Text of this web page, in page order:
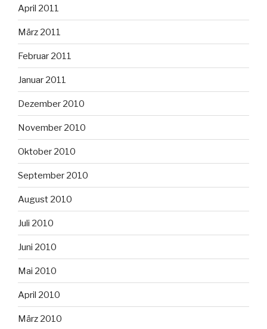
April 2011
März 2011
Februar 2011
Januar 2011
Dezember 2010
November 2010
Oktober 2010
September 2010
August 2010
Juli 2010
Juni 2010
Mai 2010
April 2010
März 2010